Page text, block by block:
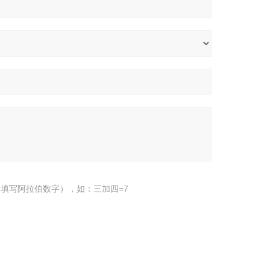
写阿拉伯数字），如：三加四=7